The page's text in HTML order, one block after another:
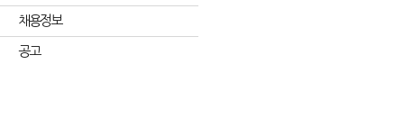
채용정보
공고